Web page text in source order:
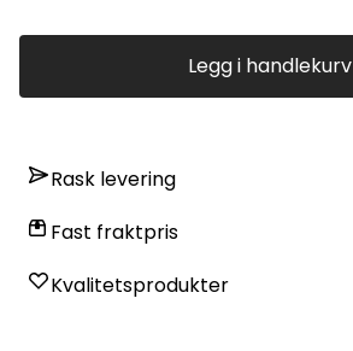
Legg i handlekurv
Rask levering
Fast fraktpris
Kvalitetsprodukter